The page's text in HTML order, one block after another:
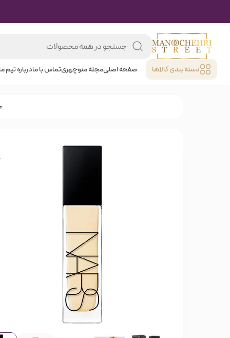
دسته بندی کالا‌ها صفحه اصلیمجله منوچهریتماس با مادرباره تیم ما